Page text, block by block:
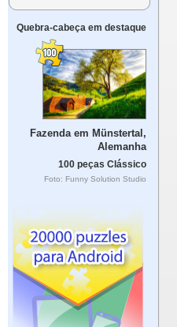
Quebra-cabeça em destaque
Fazenda em Münstertal,
Alemanha
100 peças Clássico
Foto: Funny Solution Studio